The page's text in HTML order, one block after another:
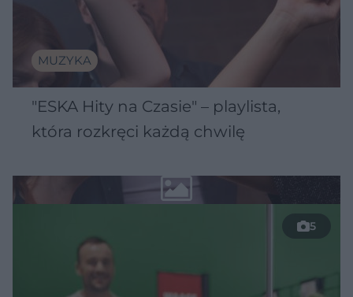
MUZYKA
"ESKA Hity na Czasie" – playlista,
która rozkręci każdą chwilę
5